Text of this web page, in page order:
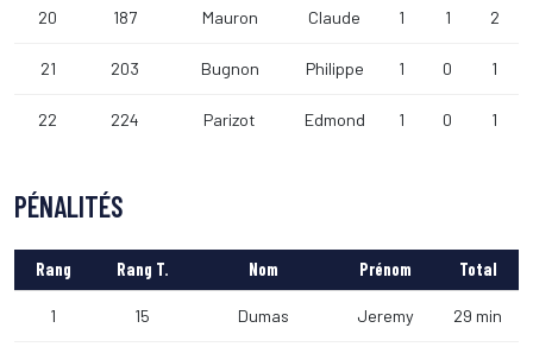
20 187 Mauron Claude 1 1 2
21 203 Bugnon Philippe 1 0 1
22 224 Parizot Edmond 1 0 1
PÉNALITÉS
Rang Rang T. Nom Prénom Total
1 15 Dumas Jeremy 29 min